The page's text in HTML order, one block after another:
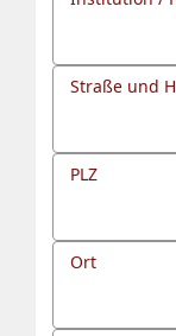
Straße und
PLZ
Ort